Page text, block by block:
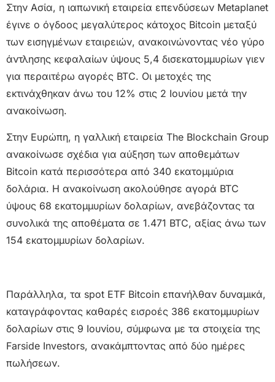
Στην Ασία, η ιαπωνική εταιρεία επενδύσεων Metaplanet
έγινε ο όγδοος μεγαλύτερος κάτοχος Bitcoin μεταξύ
των εισηγμένων εταιρειών, ανακοινώνοντας νέο γύρο
άντλησης κεφαλαίων ύψους 5,4 δισεκατομμυρίων γιεν
για περαιτέρω αγορές BTC. Οι μετοχές της
εκτινάχθηκαν άνω του 12% στις 2 Ιουνίου μετά την
ανακοίνωση.
Στην Ευρώπη, η γαλλική εταιρεία The Blockchain Group
ανακοίνωσε σχέδια για αύξηση των αποθεμάτων
Bitcoin κατά περισσότερα από 340 εκατομμύρια
δολάρια. Η ανακοίνωση ακολούθησε αγορά BTC
ύψους 68 εκατομμυρίων δολαρίων, ανεβάζοντας τα
συνολικά της αποθέματα σε 1.471 BTC, αξίας άνω των
154 εκατομμυρίων δολαρίων.
Παράλληλα, τα spot ETF Bitcoin επανήλθαν δυναμικά,
καταγράφοντας καθαρές εισροές 386 εκατομμυρίων
δολαρίων στις 9 Ιουνίου, σύμφωνα με τα στοιχεία της
Farside Investors, ανακάμπτοντας από δύο ημέρες
πωλήσεων.